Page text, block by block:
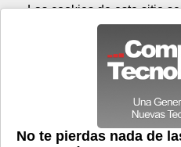
Prensa Videos
> primera
primera
Viernes 07 de agosto -
Las cookies de este sitio
contenido y los anuncios,
sociales y para analizar el
información sobre el uso que
partners de medios
web.